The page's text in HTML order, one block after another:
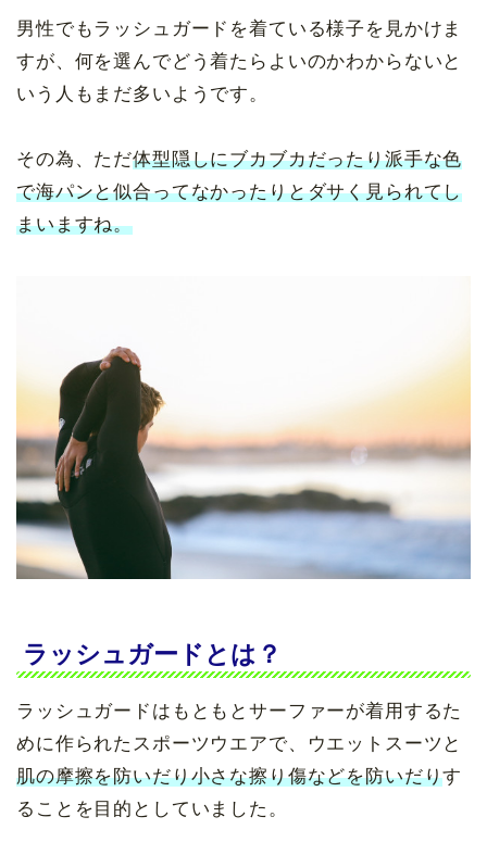
男性でもラッシュガードを着ている様子を見かけま
すが、何を選んでどう着たらよいのかわからないと
いう人もまだ多いようです。
その為、ただ体型隠しにブカブカだったり派手な色
で海パンと似合ってなかったりとダサく見られてし
まいますね。
ラッシュガードとは？
ラッシュガードはもともとサーファーが着用するた
めに作られたスポーツウエアで、ウエットスーツと
肌の摩擦を防いだり小さな擦り傷などを防いだりす
ることを目的としていました。